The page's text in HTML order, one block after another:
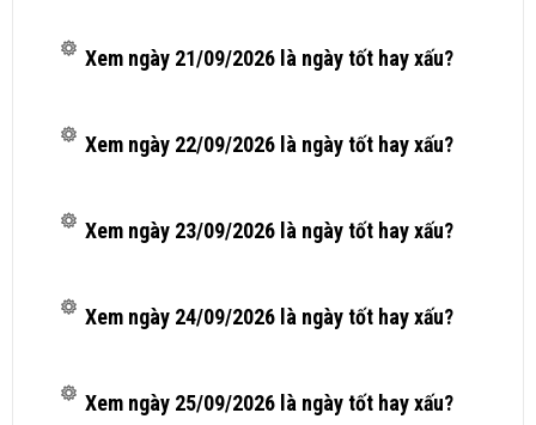
Xem ngày 21/09/2026 là ngày tốt hay xấu?
Xem ngày 22/09/2026 là ngày tốt hay xấu?
Xem ngày 23/09/2026 là ngày tốt hay xấu?
Xem ngày 24/09/2026 là ngày tốt hay xấu?
Xem ngày 25/09/2026 là ngày tốt hay xấu?